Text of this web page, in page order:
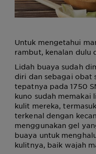
Untuk mengetahui
rambut, kenalan dulu
Lidah buaya sudah
diri dan sebagai obat
tepatnya pada 1750
kuno sudah memakai
kulit mereka,
terkenal dengan
menggunakan gel
buaya untuk
kulitnya, baik wajah